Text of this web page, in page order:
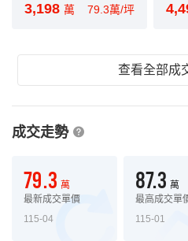
3,198 萬 79.3萬/坪
查看全部成
成交走勢
79.3 萬
最新成交單價
115-04
87.3 萬
最高成交單
115-01